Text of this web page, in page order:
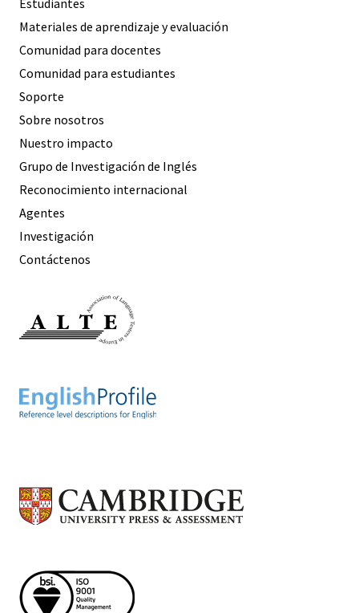
Estudiantes
Materiales de aprendizaje y evaluación
Comunidad para docentes
Comunidad para estudiantes
Soporte
Sobre nosotros
Nuestro impacto
Grupo de Investigación de Inglés
Reconocimiento internacional
Agentes
Investigación
Contáctenos